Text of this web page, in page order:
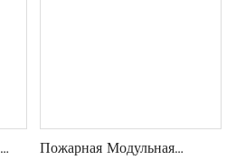
Пожарная Модульная